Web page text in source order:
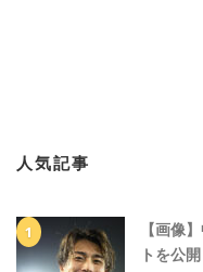
人気記事
【画像
トを公開